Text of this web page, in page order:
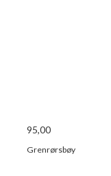
95,00
Grenrørsbøy